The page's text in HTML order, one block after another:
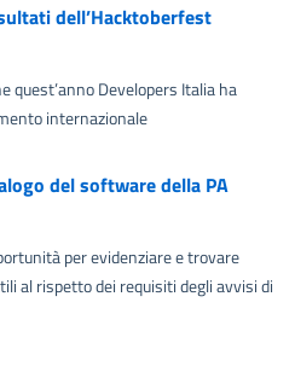
dell’Hacktoberfest
quest’anno Developers Italia ha
internazionale
del software della PA
per evidenziare e trovare
al rispetto dei requisiti degli avvisi di